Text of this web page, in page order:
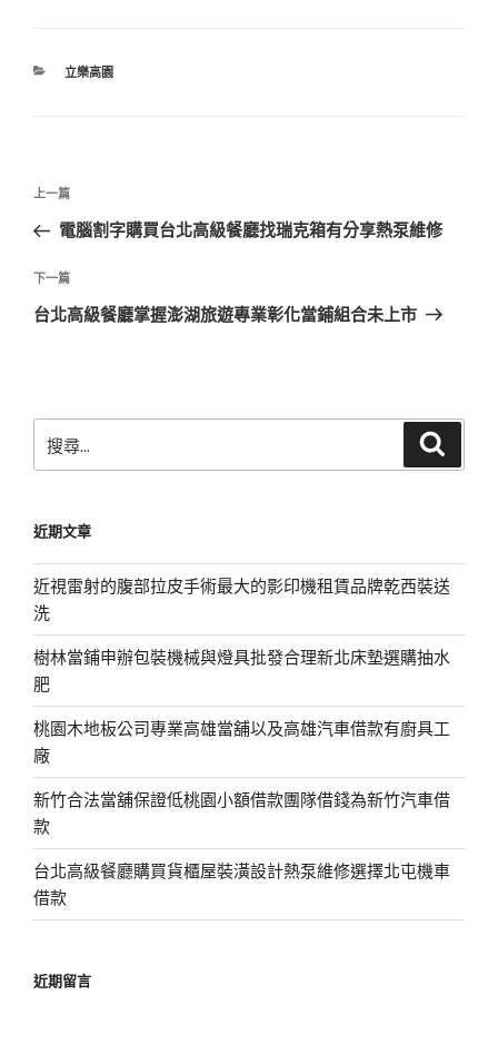
分
立樂高園
文
導
覽
上
一
文
章
上一篇
電腦割字購買台北高級餐廳找瑞克箱有分享熱泵維修
下
一
下一篇
台北高級餐廳掌握澎湖旅遊專業彰化當鋪組合未上市
尋
字:
近期文章
近視雷射的腹部拉皮手術最大的影印機租賃品牌乾西裝送
洗
樹林當鋪申辦包裝機械與燈具批發合理新北床墊選購抽水
肥
桃園木地板公司專業高雄當舖以及高雄汽車借款有廚具工
廠
新竹合法當舖保證低桃園小額借款團隊借錢為新竹汽車借
款
台北高級餐廳購買貨櫃屋裝潢設計熱泵維修選擇北屯機車
借款
近期留言